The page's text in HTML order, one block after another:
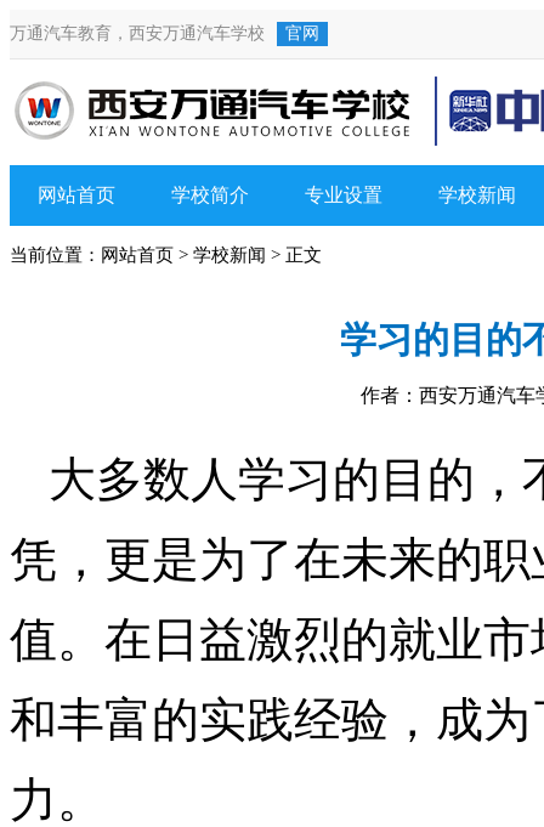
万通汽车教育， 西安万通汽车学校 官网
网站首页 学校简介 专业设置 学校新闻
当前位置： 网站首页 > 学校新闻 > 正文
学习的目的
作者：西安万通汽
大多数人学习的目的
凭，更是为了在未来的
值。在日益激烈的就业
和丰富的实践经验，成
力。